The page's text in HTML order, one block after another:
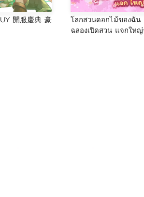
開服慶典 豪
โลกสวนดอกไม้ของฉัน
ฉลองเปิดสวน แจกให